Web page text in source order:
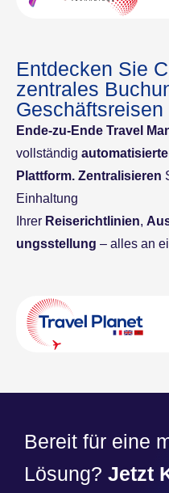
Entdecken Sie
zentrales
Geschäftsreisen
Ende-zu-Ende Travel
vollständig
Plattform. Zentralisieren
Einhaltung
Ihrer Reiserichtlinien,
ungsstellung – alles an
Bereit für eine
Lösung? Jetzt